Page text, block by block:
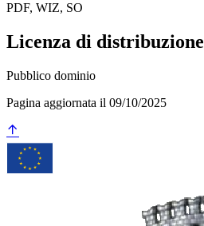
PDF, WIZ, SO
Licenza di distribuzione
Pubblico dominio
Pagina aggiornata il 09/10/2025